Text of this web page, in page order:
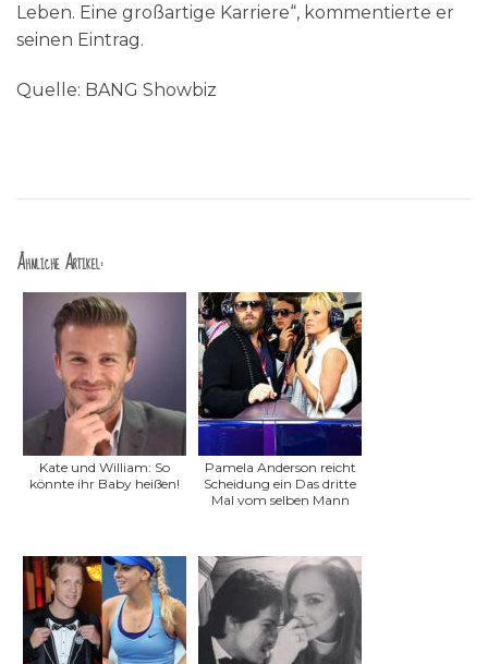
Leben. Eine großartige Karriere“, kommentierte er
seinen Eintrag.
Quelle: BANG Showbiz
Ähnliche Artikel:
Kate und William: So
könnte ihr Baby heißen!
Pamela Anderson reicht
Scheidung ein Das dritte
Mal vom selben Mann